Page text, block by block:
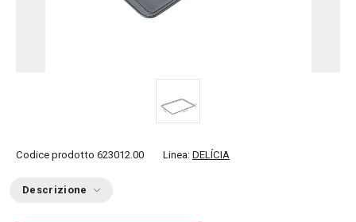
Codice prodotto 623012.00 Linea: DELÍCIA
Descrizione